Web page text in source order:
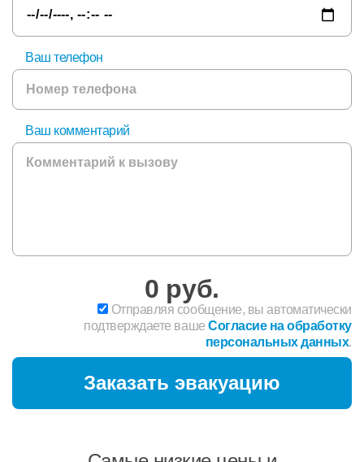
Ваш телефон
Ваш комментарий
0 руб.
Отправляя сообщение, вы автоматически
подтверждаете вашеСогласие на обработку
персональных данных.